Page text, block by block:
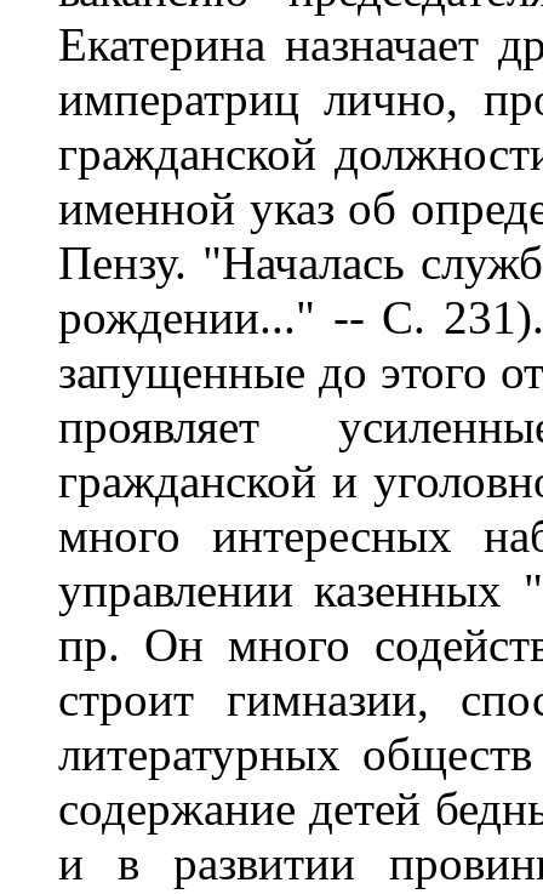
Екатерина назначает
императриц лично,
гражданской
именной указ об
Пензу. "Началась
рождении..." -- С. 231).
запущенные до этого
проявляет
гражданской и
много интересных
управлении казенных
пр. Он много
строит гимназии,
литературных
содержание детей
и в развитии